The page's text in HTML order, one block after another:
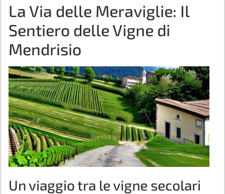
La Via delle Meraviglie: Il
Sentiero delle Vigne di
Mendrisio
Un viaggio tra le vigne secolari